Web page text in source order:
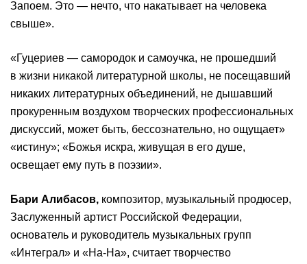
Запоем. Это — нечто, что накатывает на человека
свыше».
«Гуцериев — самородок и самоучка, не прошедший
в жизни никакой литературной школы, не посещавший
никаких литературных объединений, не дышавший
прокуренным воздухом творческих профессиональных
дискуссий, может быть, бессознательно, но ощущает»
«истину»; «Божья искра, живущая в его душе,
освещает ему путь в поэзии».
Бари Алибасов, композитор, музыкальный продюсер,
Заслуженный артист Российской Федерации,
основатель и руководитель музыкальных групп
«Интеграл» и «На-На», считает творчество